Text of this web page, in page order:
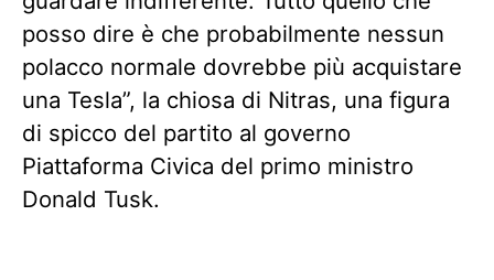
posso dire è che probabilmente nessun
polacco normale dovrebbe più acquistare
una Tesla”, la chiosa di Nitras, una figura
di spicco del partito al governo
Piattaforma Civica del primo ministro
Donald Tusk.